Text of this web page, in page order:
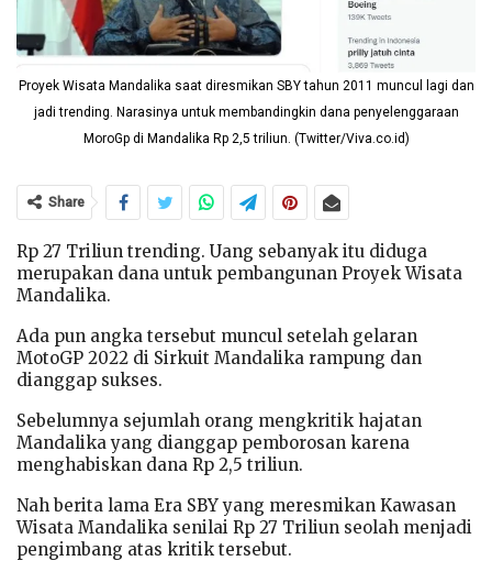
Proyek Wisata Mandalika saat diresmikan SBY tahun 2011 muncul lagi dan
jadi trending. Narasinya untuk membandingkin dana penyelenggaraan
MoroGp di Mandalika Rp 2,5 triliun. (Twitter/Viva.co.id)
Share
Rp 27 Triliun trending. Uang sebanyak itu diduga
merupakan dana untuk pembangunan Proyek Wisata
Mandalika.
Ada pun angka tersebut muncul setelah gelaran
MotoGP 2022 di Sirkuit Mandalika rampung dan
dianggap sukses.
Sebelumnya sejumlah orang mengkritik hajatan
Mandalika yang dianggap pemborosan karena
menghabiskan dana Rp 2,5 triliun.
Nah berita lama Era SBY yang meresmikan Kawasan
Wisata Mandalika senilai Rp 27 Triliun seolah menjadi
pengimbang atas kritik tersebut.